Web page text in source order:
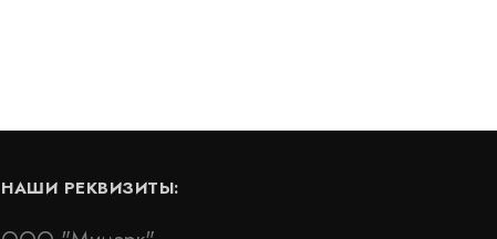
НАШИ РЕКВИЗИТЫ: